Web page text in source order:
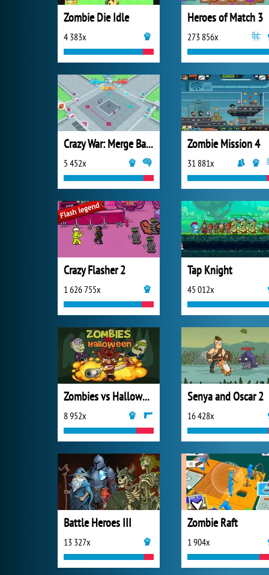
Zombie Die Idle
4 383x
Heroes of Match 3
273 856x
Crazy War: Merge Battle
5 452x
Zombie Mission 4
31 881x
Crazy Flasher 2
1 626 755x
Tap Knight
45 012x
Zombies vs Halloween
8 952x
Senya and Oscar 2
16 428x
Battle Heroes III
13 327x
Zombie Raft
1 904x